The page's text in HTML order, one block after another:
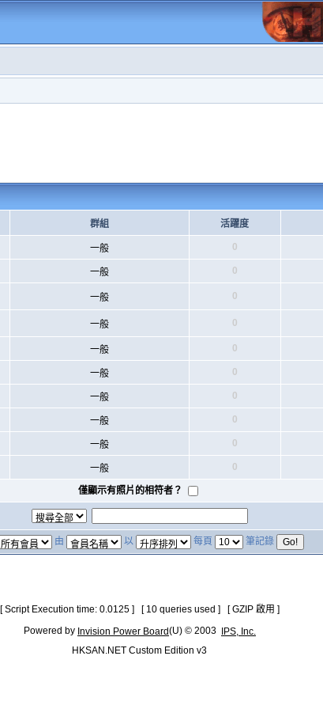
群組 活躍度
一般 0
一般 0
一般 0
一般 0
一般 0
一般 0
一般 0
一般 0
一般 0
一般 0
僅顯示有照片的相符者？
由 以 每頁 筆記錄
[ Script Execution time: 0.0125 ] [ 10 queries used ] [ GZIP 啟用 ]
Powered by Invision Power Board(U) © 2003
IPS, Inc.
HKSAN.NET Custom Edition v3